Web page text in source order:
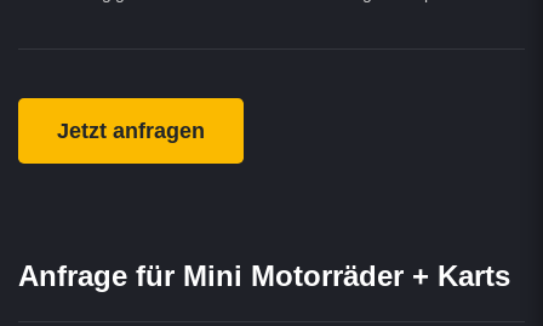
Jetzt anfragen
Anfrage für Mini Motorräder + Karts